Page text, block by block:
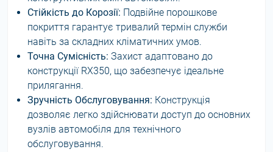
Стійкість до Корозії: Подвійне порошкове
покриття гарантує тривалий термін служби
навіть за складних кліматичних умов.
Точна Сумісність: Захист адаптовано до
конструкції RX350, що забезпечує ідеальне
прилягання.
Зручність Обслуговування: Конструкція
дозволяє легко здійснювати доступ до основних
вузлів автомобіля для технічного
обслуговування.